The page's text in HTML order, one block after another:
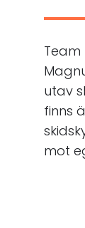
utav
finns
mot